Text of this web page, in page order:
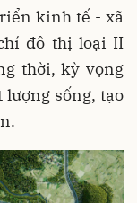
kinh tế - xã
đô thị loại II
thời, kỳ vọng
lượng sống, tạo